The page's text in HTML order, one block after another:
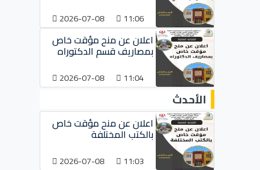
11:06
2026-07-08
اعلان عن منح مؤقت خاص
بمصاريف قسم الدكتوراه
11:04
2026-07-08
الأحدث
اعلان عن منح مؤقت خاص
بالكتب المختلفة
11:03
2026-07-08